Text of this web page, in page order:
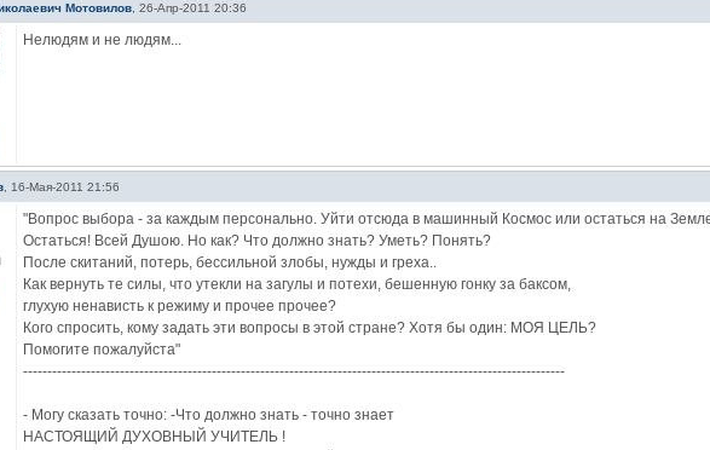
Мотовилов 26-Апр-2011 20:36
Нелюдям и не людям...
16-Мая-2011 21:56
"Вопрос выбора - за каждым персонально. Уйти отсюда в машинный Космос или остаться на
Остаться! Всей Душою. Но как? Что должно знать? Уметь? Понять?
После cкитаний, потерь, бессильной злобы, нужды и греха..
Как вернуть те силы, что утекли на загулы и потехи, бешенную гонку за баксом,
глухую ненависть к режиму и прочее прочее?
Кого спросить, кому задать эти вопросы в этой стране? Хотя бы один: МОЯ ЦЕЛЬ?
Помогите пожалуйста"
----------------------------------------------------------------------------------------------------------------
- Могу сказать точно: -Что должно знать - точно знает
НАСТОЯЩИЙ ДУХОВНЫЙ УЧИТЕЛЬ !